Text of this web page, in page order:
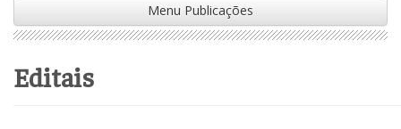
Menu Publicações
editais